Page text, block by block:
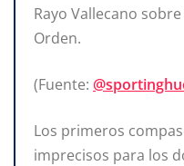
Rayo Vallecano
Orden.
(Fuente:
Los primeros
imprecisos para los